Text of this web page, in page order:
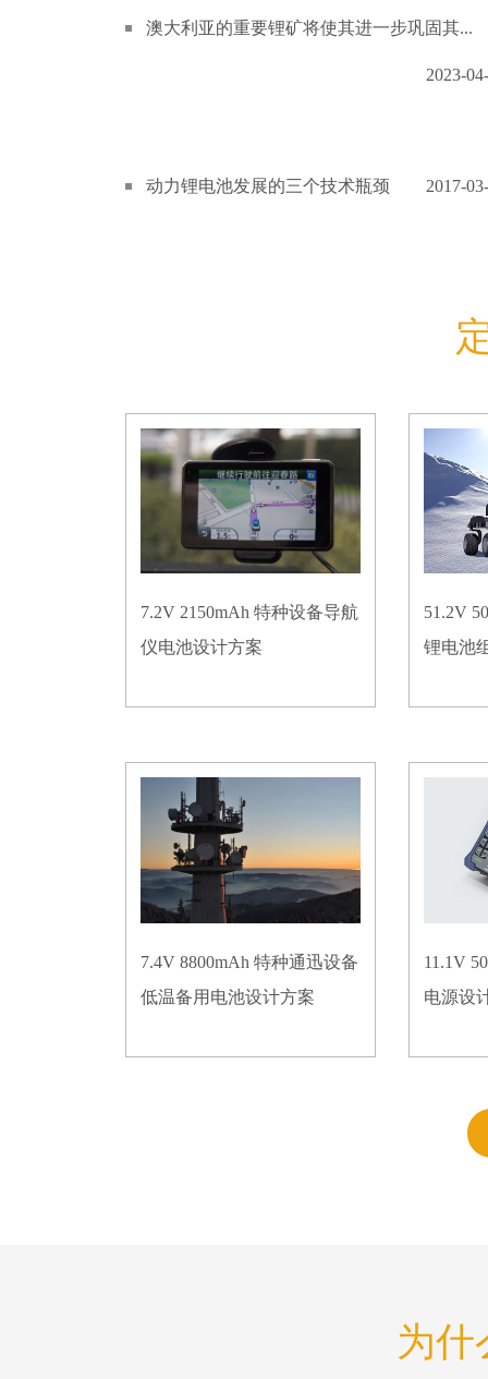
澳大利亚的重要锂矿将使其进一步巩固其...
2023-
动力锂电池发展的三个技术瓶颈 2017-
7.2V 2150mAh 特种设备导航
仪电池设计方案
51.2V
锂电池
7.4V 8800mAh 特种通迅设备
低温备用电池设计方案
11.1V
电源设
为什